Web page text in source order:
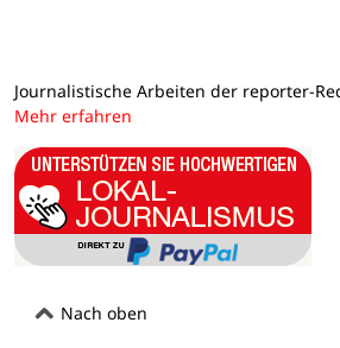
Journalistische Arbeiten der reporter-
Mehr erfahren
Nach oben